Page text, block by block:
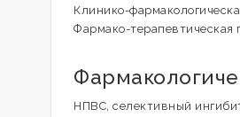
Клинико-
Фармако-терапевтическая
НПВС, селективный